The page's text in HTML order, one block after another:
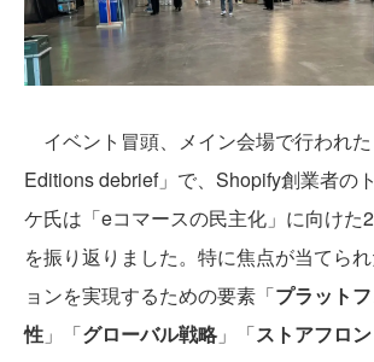
イベント冒頭、メイン会場で行われ
Editions debrief」で、Shopify創業者の
ケ氏は「eコマースの民主化」に向けた
を振り返りました。特に焦点が当てら
ョンを実現するための要素「プラット
性 」「グローバル戦略」「ストアフロ